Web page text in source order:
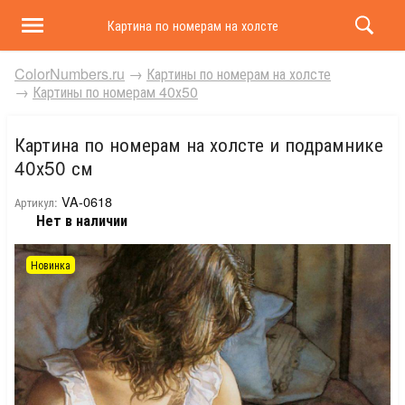
Картина по номерам на холсте и подрамнике 40х50
ColorNumbers.ru → Картины по номерам на холсте
→ Картины по номерам 40х50
Картина по номерам на холсте и подрамнике
40х50 см
Артикул: VA-0618
Нет в наличии
Новинка